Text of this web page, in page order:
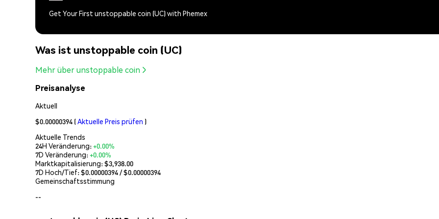
Get Your First unstoppable coin (UC) with Phemex
Was ist unstoppable coin (UC)
Mehr über unstoppable coin
Preisanalyse
Aktuell
$0.00000394 (Aktuelle Preis prüfen )
Aktuelle Trends
24H Veränderung:+0.00%
7D Veränderung:+0.00%
Marktkapitalisierung:$3,938.00
7D Hoch/Tief: $0.00000394/ $0.00000394
Gemeinschaftsstimmung
--